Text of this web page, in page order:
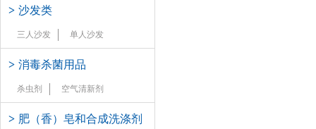
> 沙发类
三人沙发 单人沙发
> 消毒杀菌用品
杀虫剂 空气清新剂
> 肥（香）皂和合成洗涤剂